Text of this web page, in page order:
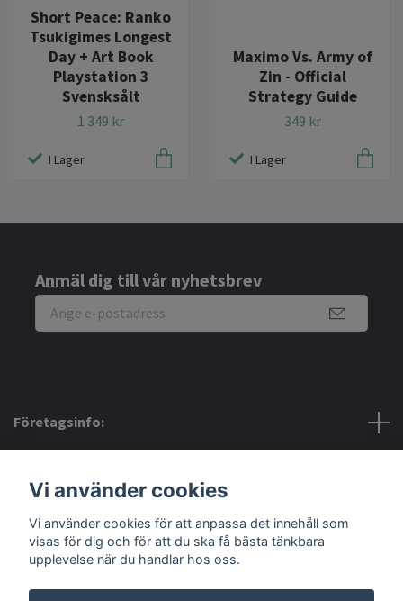
Short Peace: Ranko
Tsukigimes Longest
Day + Art Book
Playstation 3
Svensksålt
1 349 kr
I Lager
Maximo Vs. Army of
Zin - Official
Strategy Guide
349 kr
I Lager
Anmäl dig till vår nyhetsbrev
Företagsinfo:
Sociala medier
Vi använder cookies
Vi använder cookies för att anpassa det innehåll som
visas för dig och för att du ska få bästa tänkbara
upplevelse när du handlar hos oss.